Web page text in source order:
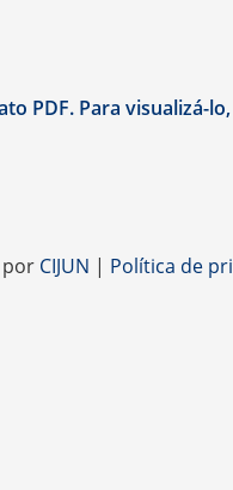
PDF. Para visualizá-
por CIJUN | Política de